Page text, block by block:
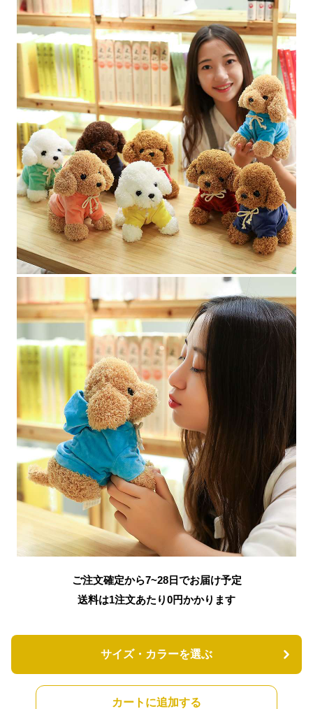
ご注文確定から7~28日でお届け予定
送料は1注文あたり0円かかります
サイズ・カラーを選ぶ
カートに追加する